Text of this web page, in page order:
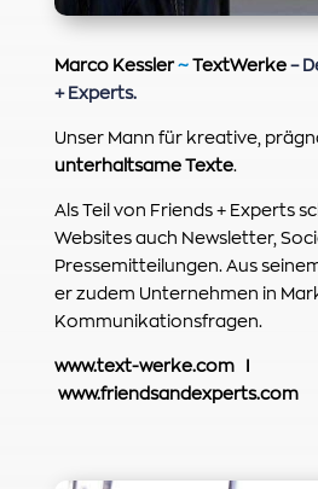
Marco Kessler~TextWerke –
+ Experts.
Unser Mann für kreative,
unterhaltsame Texte.
Als Teil von Friends + Experts
Websites auch Newsletter,
Pressemitteilungen. Aus
er zudem Unternehmen in
Kommunikationsfragen.
www.text-werke.com
www.friendsandexperts.com